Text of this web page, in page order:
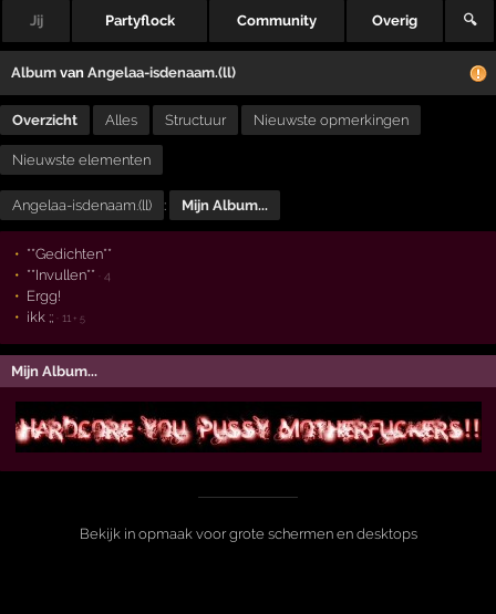
Jij Partyflock Community Overig 🔍
Album vanAngelaa-isdenaam.(ll)
Overzicht Alles Structuur Nieuwste opmerkingen
Nieuwste elementen
Angelaa-isdenaam.(ll) : Mijn Album...
**Gedichten**
**Invullen**
· 4
Ergg!
ikk ;;
· 11 + 5
Mijn Album...
Bekijk in opmaak voor grote schermen en desktops